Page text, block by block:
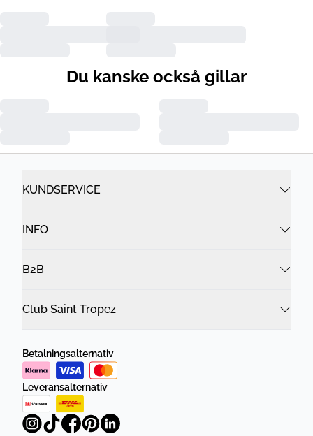
Du kanske också gillar
KUNDSERVICE
INFO
B2B
Club Saint Tropez
Betalningsalternativ
Leveransalternativ